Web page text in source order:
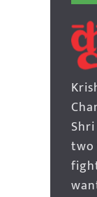
two